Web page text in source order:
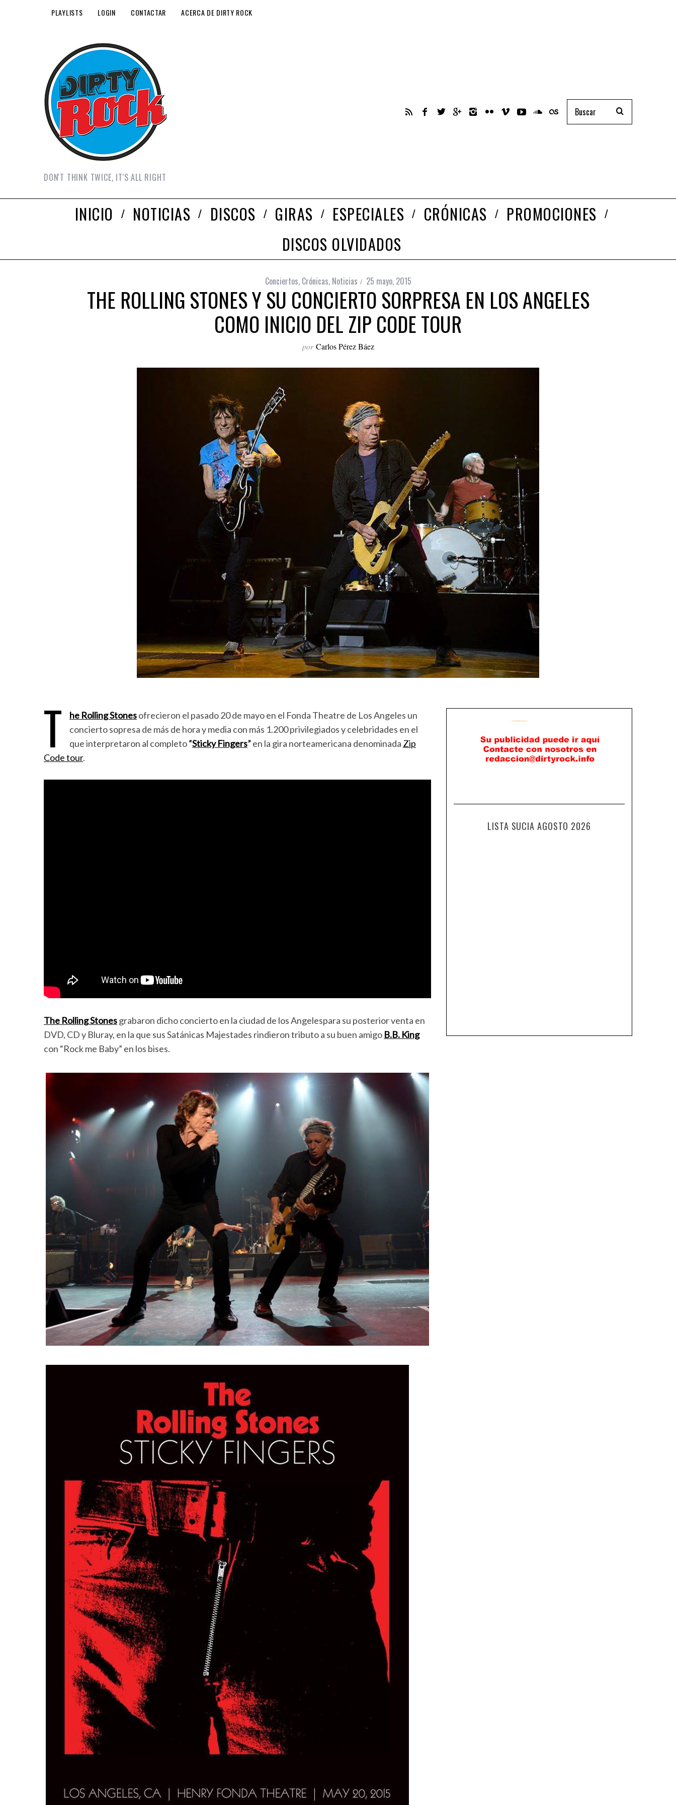
PLAYLISTS LOGIN CONTACTAR ACERCA DE DIRTY ROCK
DON'T THINK TWICE, IT'S ALL RIGHT
INICIO NOTICIAS DISCOS GIRAS ESPECIALES CRÓNICAS
PROMOCIONES
DISCOS OLVIDADOS
Conciertos, Crónicas, Noticias 25 mayo, 2015
THE ROLLING STONES Y SU CONCIERTO SORPRESA EN LOS ANGELES
COMO INICIO DEL ZIP CODE TOUR
por Carlos Pérez Báez
T he Rolling Stonesofrecieron el pasado 20 de mayo en el Fonda Theatre de Los Angeles un
concierto sopresa de más de hora y media con más 1.200 privilegiados y celebridades en el
que interpretaron al completo“Sticky Fingers”en la gira norteamericana denominada Zip
Code tour.
The Rolling Stonesgrabaron dicho concierto en la ciudad de los Angelespara su posterior venta en
DVD, CD y Bluray, en la que sus Satánicas Majestades rindieron tributo a su buen amigo B.B. King
con “Rock me Baby” en los bises.
LISTA SUCIA AGOSTO 2026